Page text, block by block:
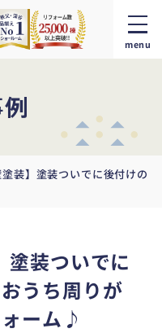
menu
塗装】塗装ついでに後付けの
塗装ついでに
うち周りが
ーム♪